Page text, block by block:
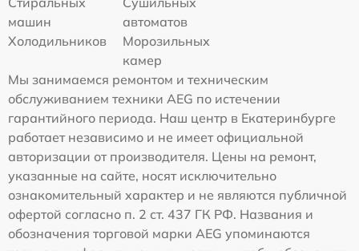
машин
автоматов
Холодильников
Морозильных
камер
Мы занимаемся ремонтом и техническим
обслуживанием техники AEG по истечении
гарантийного периода. Наш центр в Екатеринбурге
работает независимо и не имеет официальной
авторизации от производителя. Цены на ремонт,
указанные на сайте, носят исключительно
ознакомительный характер и не являются публичной
офертой согласно п. 2 ст. 437 ГК РФ. Названия и
обозначения торговой марки AEG упоминаются